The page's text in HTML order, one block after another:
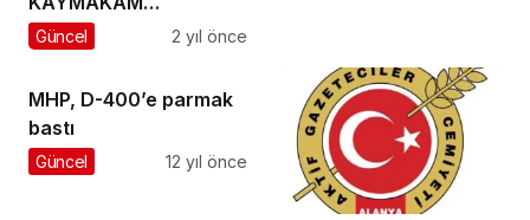
ÜRKMEZER’E ZİYARET
Güncel 2 yıl önce
MHP, D-400’e parmak
bastı
Güncel 12 yıl önce